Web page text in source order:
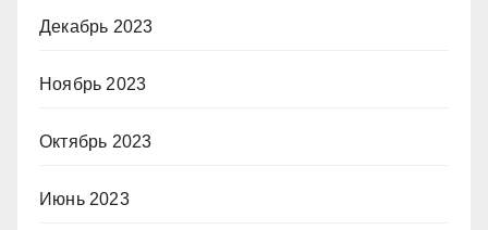
Декабрь 2023
Ноябрь 2023
Октябрь 2023
Июнь 2023